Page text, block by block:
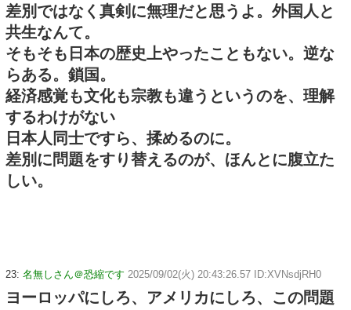
差別ではなく真剣に無理だと思うよ。外国人と
共生なんて。
そもそも日本の歴史上やったこともない。逆な
らある。鎖国。
経済感覚も文化も宗教も違うというのを、理解
するわけがない
日本人同士ですら、揉めるのに。
差別に問題をすり替えるのが、ほんとに腹立た
しい。
23: 名無しさん＠恐縮です 2025/09/02(火) 20:43:26.57 ID:XVNsdjRH0
ヨーロッパにしろ、アメリカにしろ、この問題